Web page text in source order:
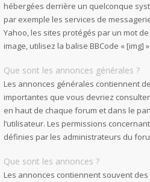
hébergées derrière un quelconque
par exemple les services de
Yahoo, les sites protégés par un mot
image, utilisez la balise BBCode « [img] ».
Que sont les annonces générales ?
Les annonces générales contiennent
importantes que vous devriez
en haut de chaque forum et dans le
l’utilisateur. Les permissions
définies par les administrateurs du
Que sont les annonces ?
Les annonces contiennent souvent